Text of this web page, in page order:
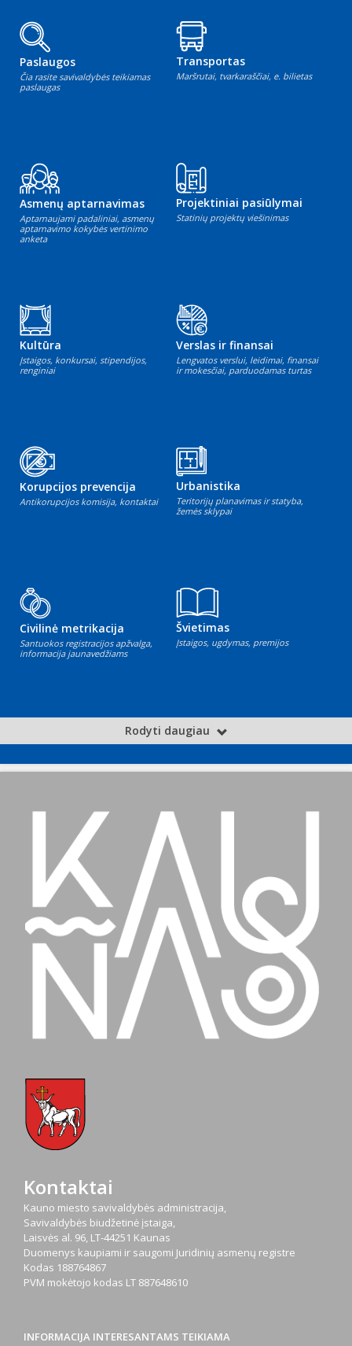
Paslaugos
Čia rasite savivaldybės teikiamas
paslaugas
Transportas
Maršrutai, tvarkaraščiai, e. bilietas
Asmenų aptarnavimas
Aptarnaujami padaliniai, asmenų
aptarnavimo kokybės vertinimo
anketa
Projektiniai pasiūlymai
Statinių projektų viešinimas
Kultūra
Įstaigos, konkursai, stipendijos,
renginiai
Verslas ir finansai
Lengvatos verslui, leidimai, finansai
ir mokesčiai, parduodamas turtas
Korupcijos prevencija
Antikorupcijos komisija, kontaktai
Urbanistika
Teritorijų planavimas ir statyba,
žemės sklypai
Civilinė metrikacija
Santuokos registracijos apžvalga,
informacija jaunavedžiams
Švietimas
Įstaigos, ugdymas, premijos
Rodyti daugiau
Kontaktai
Kauno miesto savivaldybės administracija,
Savivaldybės biudžetinė įstaiga,
Laisvės al. 96, LT-44251 Kaunas
Duomenys kaupiami ir saugomi Juridinių asmenų registre
Kodas 188764867
PVM mokėtojo kodas LT 887648610
INFORMACIJA INTERESANTAMS TEIKIAMA